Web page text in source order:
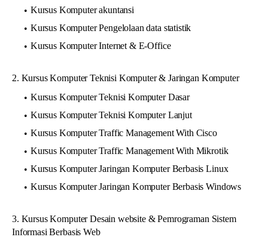
Kursus Komputer akuntansi
Kursus Komputer Pengelolaan data statistik
Kursus Komputer Internet & E-Office
2. Kursus Komputer Teknisi Komputer & Jaringan Komputer
Kursus Komputer Teknisi Komputer Dasar
Kursus Komputer Teknisi Komputer Lanjut
Kursus Komputer Traffic Management With Cisco
Kursus Komputer Traffic Management With Mikrotik
Kursus Komputer Jaringan Komputer Berbasis Linux
Kursus Komputer Jaringan Komputer Berbasis Windows
3. Kursus Komputer Desain website & Pemrograman Sistem
Informasi Berbasis Web